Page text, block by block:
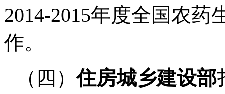
2014-2015年度全国农药
作。
（四）住房城乡建设部